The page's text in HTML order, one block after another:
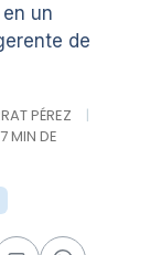
un
de
PÉREZ
|
MIN DE